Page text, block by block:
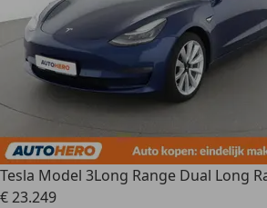
Tesla Model 3Long Range Dual Long
€ 23.249